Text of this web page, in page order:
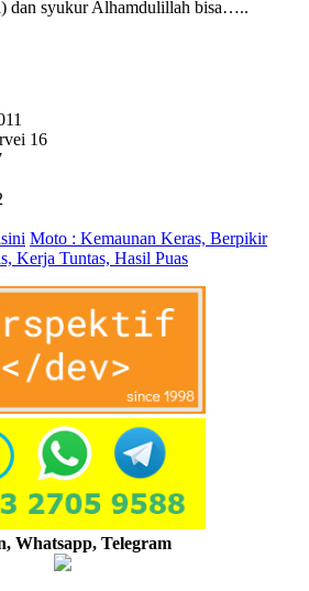
dan syukur Alhamdulillah bisa…..
16
Moto : Kemaunan Keras, Berpikir
Kerja Tuntas, Hasil Puas
Whatsapp, Telegram